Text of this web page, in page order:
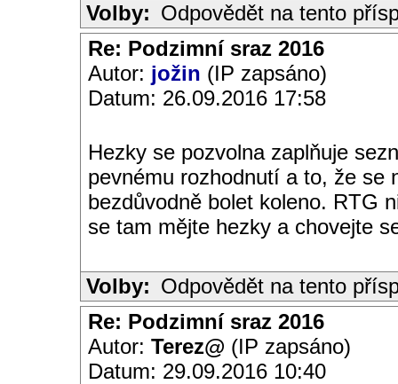
Volby: Odpovědět na tento
Re: Podzimní sraz 2016
Autor: jožin (IP zapsáno)
Datum: 26.09.2016 17:58
Hezky se pozvolna zaplňuje
pevnému rozhodnutí a to, že se
bezdůvodně bolet koleno. RTG
se tam mějte hezky a chovejte
Volby: Odpovědět na tento
Re: Podzimní sraz 2016
Autor: Terez@ (IP zapsáno)
Datum: 29.09.2016 10:40